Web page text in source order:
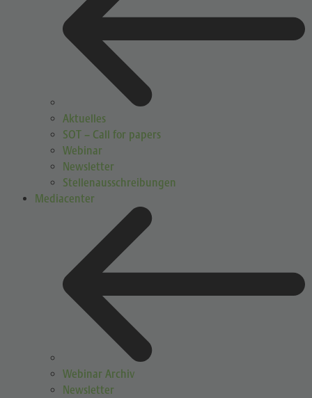
Aktuelles
SOT – Call for papers
Webinar
Newsletter
Stellenausschreibungen
Mediacenter
Webinar Archiv
Newsletter